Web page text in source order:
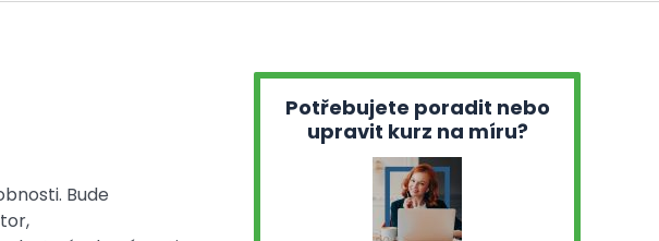
Bude
Potřebujete poradit nebo
upravit kurz na míru?